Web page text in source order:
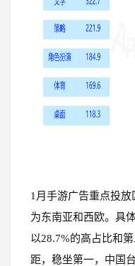
1月手游广告重点投放
为东南亚和西欧。具
以28.7%的高占比和
距，稳坐第一，中国